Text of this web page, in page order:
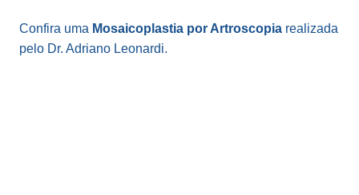
Confira uma Mosaicoplastia por Artroscopia realizada
pelo Dr. Adriano Leonardi.